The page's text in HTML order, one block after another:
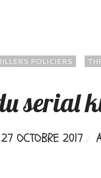
POLICIERS
serial
27 OCTOBRE 2017